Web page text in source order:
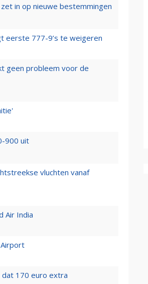
in op nieuwe bestemmingen
eerste 777-9’s te weigeren
geen probleem voor de
900 uit
vluchten vanaf
Air India
Airport
dat 170 euro extra